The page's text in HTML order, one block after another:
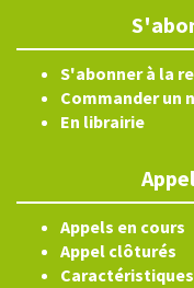
S'abonner à la
Commander un
En librairie
Appels en cours
Appel clôturés